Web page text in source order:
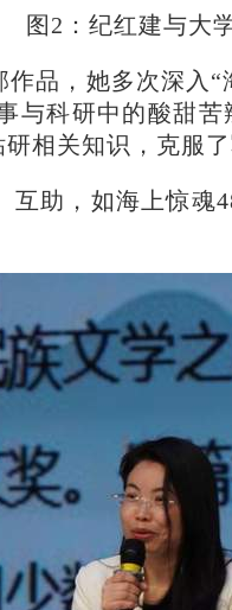
图2：纪红建与大
品，她多次深
与科研中的酸甜
相关知识，克服
助，如海上惊